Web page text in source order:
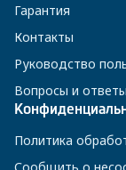
Гарантия
Контакты
Руководство
Вопросы и ответы
Политика